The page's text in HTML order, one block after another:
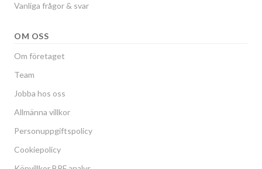
Vanliga frågor & svar
OM OSS
Om företaget
Team
Jobba hos oss
Allmänna villkor
Personuppgiftspolicy
Cookiepolicy